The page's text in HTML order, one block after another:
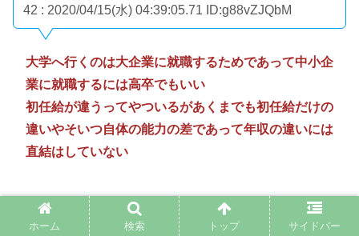
42 : 2020/04/15(水) 04:39:05.71 ID:g88vZJQbM
大学へ行くのは大企業に就職するためであって中小企
業に就職するには高卒でもいい
初任給が違うってやついるがあくまでも初任給だけの
違いやそいつ自体の能力の差であって年収の違いには
直結はしていない
なんJ 人生 企業 就職
ホーム 検索 トップ サイドバー